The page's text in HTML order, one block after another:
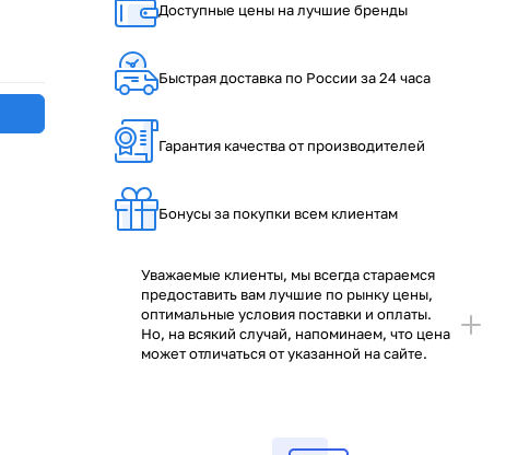
Доступные цены на лучшие бренды
Быстрая доставка по России за 24 часа
Гарантия качества от производителей
Бонусы за покупки всем клиентам
Уважаемые клиенты, мы всегда стараемся
предоставить вам лучшие по рынку цены,
оптимальные условия поставки и оплаты.
Но, на всякий случай, напоминаем, что цена
может отличаться от указанной на сайте.